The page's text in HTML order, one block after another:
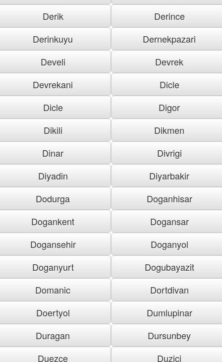
Derik
Derince
Derinkuyu
Dernekpazari
Develi
Devrek
Devrekani
Dicle
Dicle
Digor
Dikili
Dikmen
Dinar
Divrigi
Diyadin
Diyarbakir
Dodurga
Doganhisar
Dogankent
Dogansar
Dogansehir
Doganyol
Doganyurt
Dogubayazit
Domanic
Dortdivan
Doertyol
Dumlupinar
Duragan
Dursunbey
Duezce
Duzici